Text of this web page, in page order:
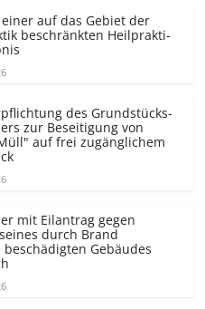
auf das Gebiet der
beschränkten Heilprakti­
des Grundstücks­
zur Beseitigung von
auf frei zugänglichem
mit Eilantrag gegen
durch Brand
Gebäudes